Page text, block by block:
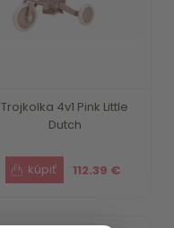
Trojkolka 4v1 Pink Little
Dutch
112.39 €